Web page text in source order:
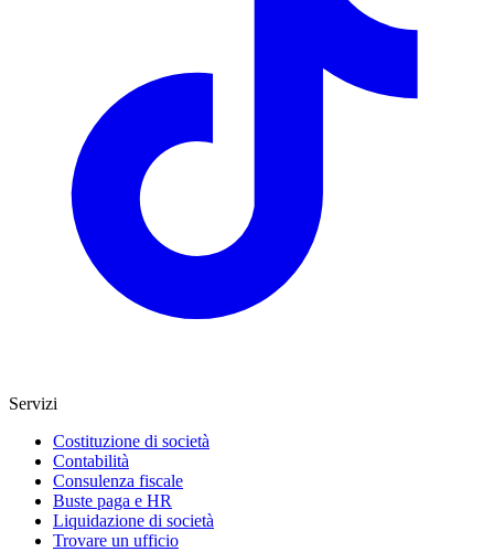
Servizi
Costituzione di società
Contabilità
Consulenza fiscale
Buste paga e HR
Liquidazione di società
Trovare un ufficio